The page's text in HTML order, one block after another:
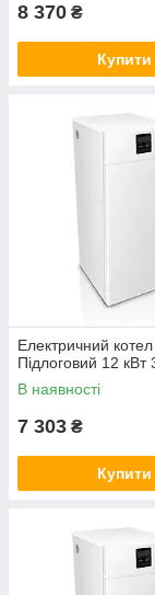
8 370 ₴
Купити
Електричний
Підлоговий 12 кВт
В наявності
7 303 ₴
Купити